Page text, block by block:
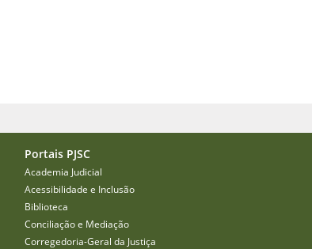
Portais PJSC
Academia Judicial
Acessibilidade e Inclusão
Biblioteca
Conciliação e Mediação
Corregedoria-Geral da Justiça